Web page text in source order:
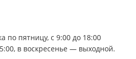
по пятницу, с 9:00 до 18:00
в воскресенье — выходной.